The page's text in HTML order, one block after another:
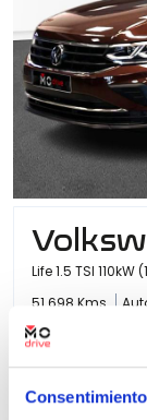
Consentimiento
Life 1.5 TSI 110kW
51.698 Kms
Precio financiado
25.024€